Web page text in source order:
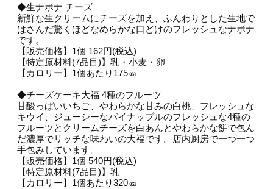
◆生ナボナ チーズ
新鮮な生クリームにチーズを加え、ふんわりとした生地で
はさんだ驚くほどなめらかな口どけのフレッシュなナボナ
です。
【販売価格】1個 162円(税込)
【特定原材料(7品目)】乳・小麦・卵
【カロリー】1個あたり175㎉
◆チーズケーキ大福 4種のフルーツ
甘酸っぱいいちご、やわらかな甘みの白桃、フレッシュな
キウイ、ジューシーなパイナップルのフレッシュな4種の
フルーツとクリームチーズを白あんとやわらかな餅で包ん
だ濃厚でリッチな味わいの大福です。店内厨房で一つ一つ
手包みしています。
【販売価格】1個 540円(税込)
【特定原材料(7品目)】乳
【カロリー】1個あたり320㎉